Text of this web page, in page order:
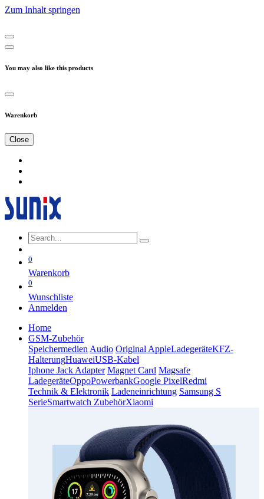
Zum Inhalt springen
You may also like this products
Warenkorb
Close
0
Warenkorb
0
Wunschliste
Anmelden
Home
GSM-Zubehör
Speichermedien Audio Original AppleLadegeräteKFZ-
HalterungHuaweiUSB-Kabel
Iphone Jack Adapter Magnet Card Magsafe
LadegeräteOppoPowerbankGoogle PixelRedmi
Technik & Elektronik Ladeneinrichtung Samsung S
SerieSmartwatch ZubehörXiaomi